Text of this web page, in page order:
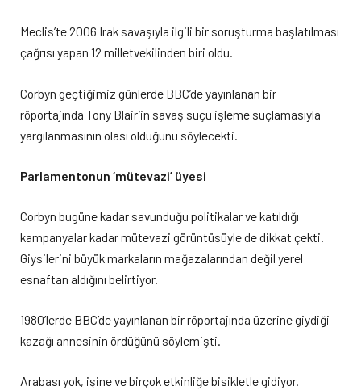
Meclis’te 2006 Irak savaşıyla ilgili bir soruşturma başlatılması
çağrısı yapan 12 milletvekilinden biri oldu.
Corbyn geçtiğimiz günlerde BBC’de yayınlanan bir
röportajında Tony Blair’in savaş suçu işleme suçlamasıyla
yargılanmasının olası olduğunu söylecekti.
Parlamentonun ‘mütevazi’ üyesi
Corbyn bugüne kadar savunduğu politikalar ve katıldığı
kampanyalar kadar mütevazi görüntüsüyle de dikkat çekti.
Giysilerini büyük markaların mağazalarından değil yerel
esnaftan aldığını belirtiyor.
1980’lerde BBC’de yayınlanan bir röportajında üzerine giydiği
kazağı annesinin ördüğünü söylemişti.
Arabası yok, işine ve birçok etkinliğe bisikletle gidiyor.